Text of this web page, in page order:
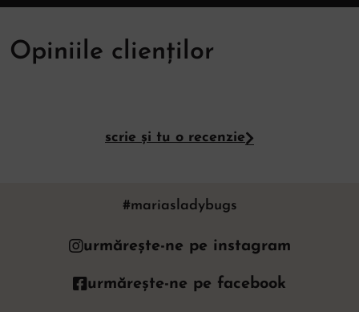
Opiniile clienților
scrie și tu o recenzie
#mariasladybugs
urmărește-ne pe instagram
urmărește-ne pe facebook